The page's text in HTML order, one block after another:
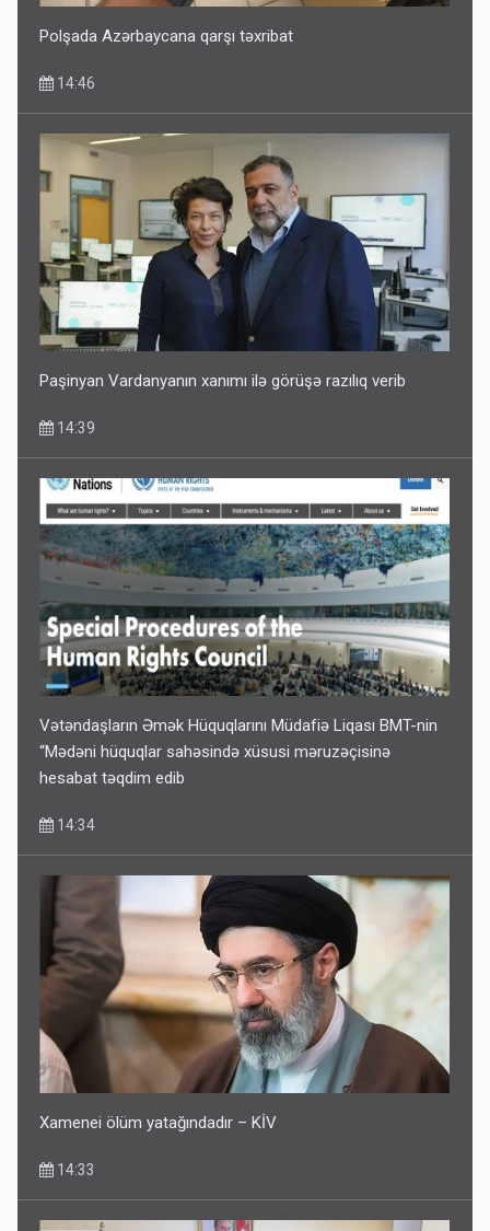
Polşada Azərbaycana qarşı təxribat
14:46
Paşinyan Vardanyanın xanımı ilə görüşə razılıq verib
14:39
Vətəndaşların Əmək Hüquqlarını Müdafiə Liqası BMT-nin
“Mədəni hüquqlar sahəsində xüsusi məruzəçisinə
hesabat təqdim edib
14:34
Xamenei ölüm yatağındadır – KİV
14:33